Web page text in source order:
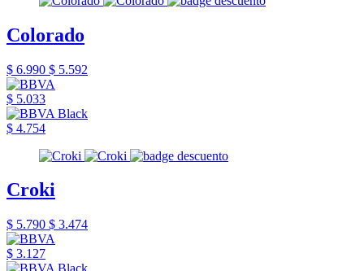
Colorado
$ 6.990 $ 5.592
$ 5.033
$ 4.754
Croki
$ 5.790 $ 3.474
$ 3.127